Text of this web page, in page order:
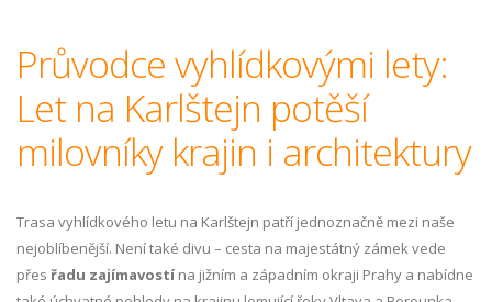
Průvodce vyhlídkovými lety:
Let na Karlštejn potěší
milovníky krajin i architektury
Trasa vyhlídkového letu na Karlštejn patří jednoznačně mezi naše
nejoblíbenější. Není také divu – cesta na majestátný zámek vede
přes řadu zajímavostína jižním a západním okraji Prahy a nabídne